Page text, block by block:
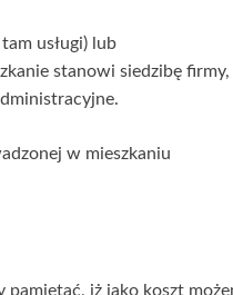
usługi) lub
stanowi siedzibę firmy,
w mieszkaniu
pamiętać, iż jako koszt